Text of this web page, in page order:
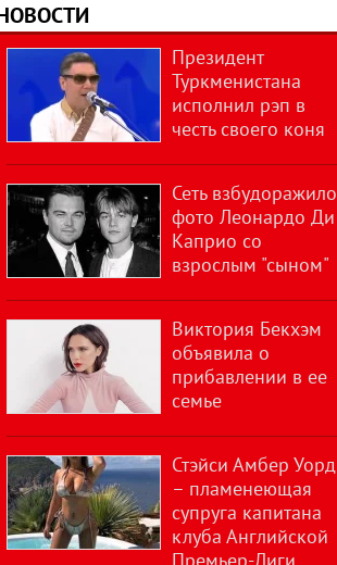
Президент
Туркменистана
исполнил рэп в
честь своего коня
Сеть взбудоражило
фото Леонардо Ди
Каприо со
взрослым "сыном"
Виктория Бекхэм
объявила о
прибавлении в ее
семье
Стэйси Амбер Уорд
– пламенеющая
супруга капитана
клуба Английской